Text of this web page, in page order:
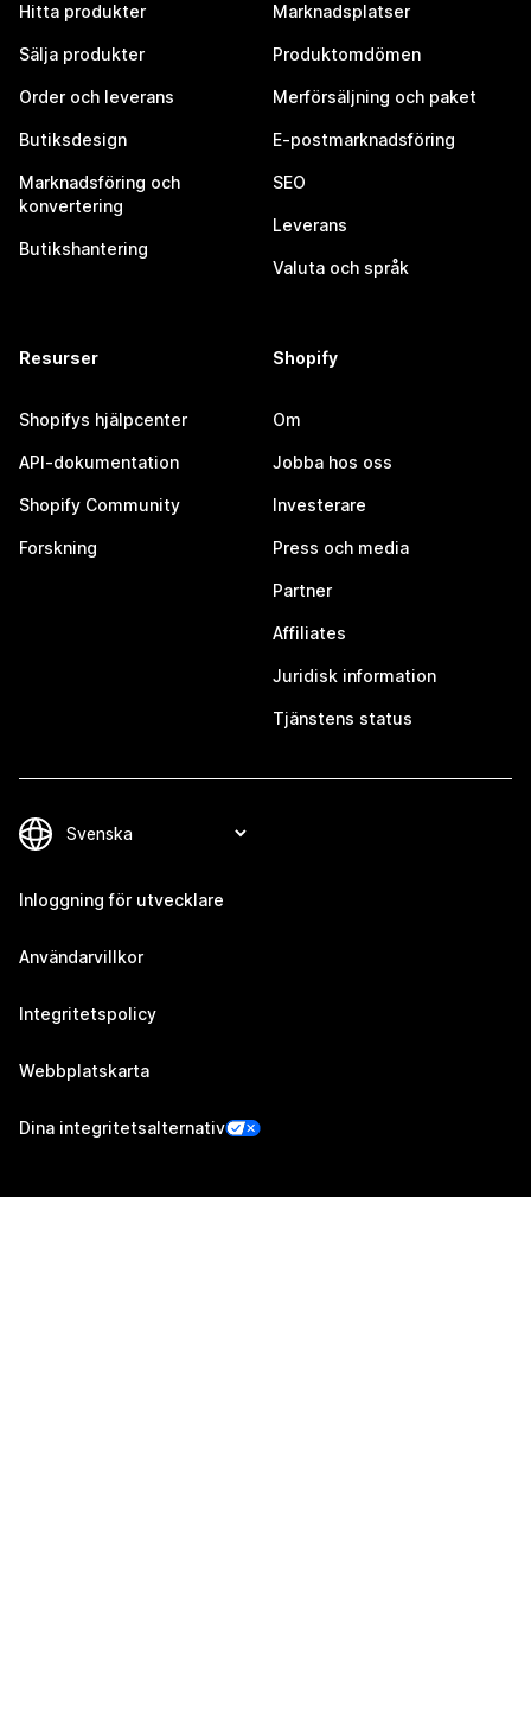
Hitta produkter
Sälja produkter
Order och leverans
Butiksdesign
Marknadsföring och
konvertering
Butikshantering
Marknadsplatser
Produktomdömen
Merförsäljning och paket
E-postmarknadsföring
SEO
Leverans
Valuta och språk
Resurser
Shopifys hjälpcenter
API-dokumentation
Shopify Community
Forskning
Shopify
Om
Jobba hos oss
Investerare
Press och media
Partner
Affiliates
Juridisk information
Tjänstens status
Inloggning för utvecklare
Användarvillkor
Integritetspolicy
Webbplatskarta
Dina integritetsalternativ